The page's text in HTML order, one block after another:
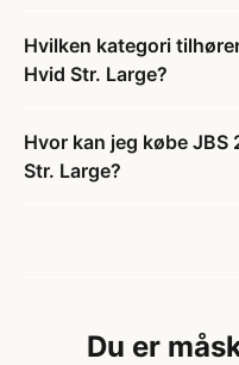
Hvilken kategori
Hvid Str. Large?
Hvor kan jeg købe JBS
Str. Large?
Du er